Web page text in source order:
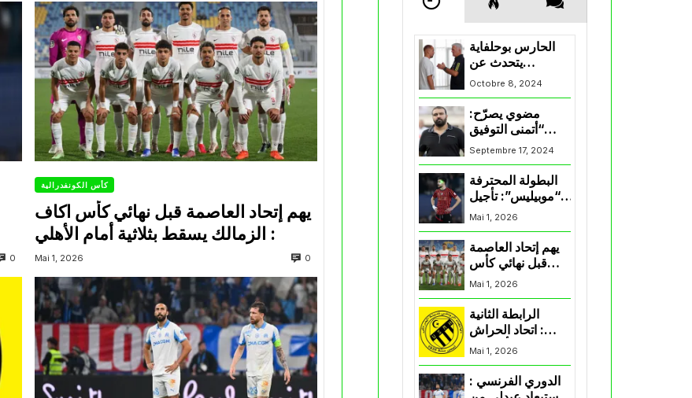
0
كأس الكونفدرالية
يهم إتحاد العاصمة قبل نهائي كأس اكاف
Mai 1, 2026 0
الحارس بوحلفاية
يتحدث عن
طموحاته مع
المنتخب و شباب
قسنطينة
Octobre 8, 2024
مضوي يصرّح:
“أتمنى التوفيق
لممثلي الكرة
الجزائرية في
Septembre 17, 2024
البطولة المحترفة
“موبيليس”: تأجيل
مباراة إتحاد
العاصمة وأتلتيك
بارادو
Mai 1, 2026
يهم إتحاد العاصمة
قبل نهائي كأس
اكاف : الزمالك
يسقط بثلاثية أمام
Mai 1, 2026
الرابطة الثانية
: اتحاد الحراش
يحسم التأهل إلى
“البلاي أوف”
Mai 1, 2026
الدوري الفرنسي :